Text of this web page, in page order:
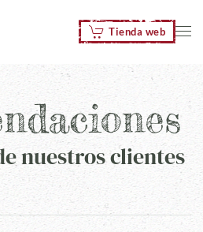
Tienda web
nuestros clientes